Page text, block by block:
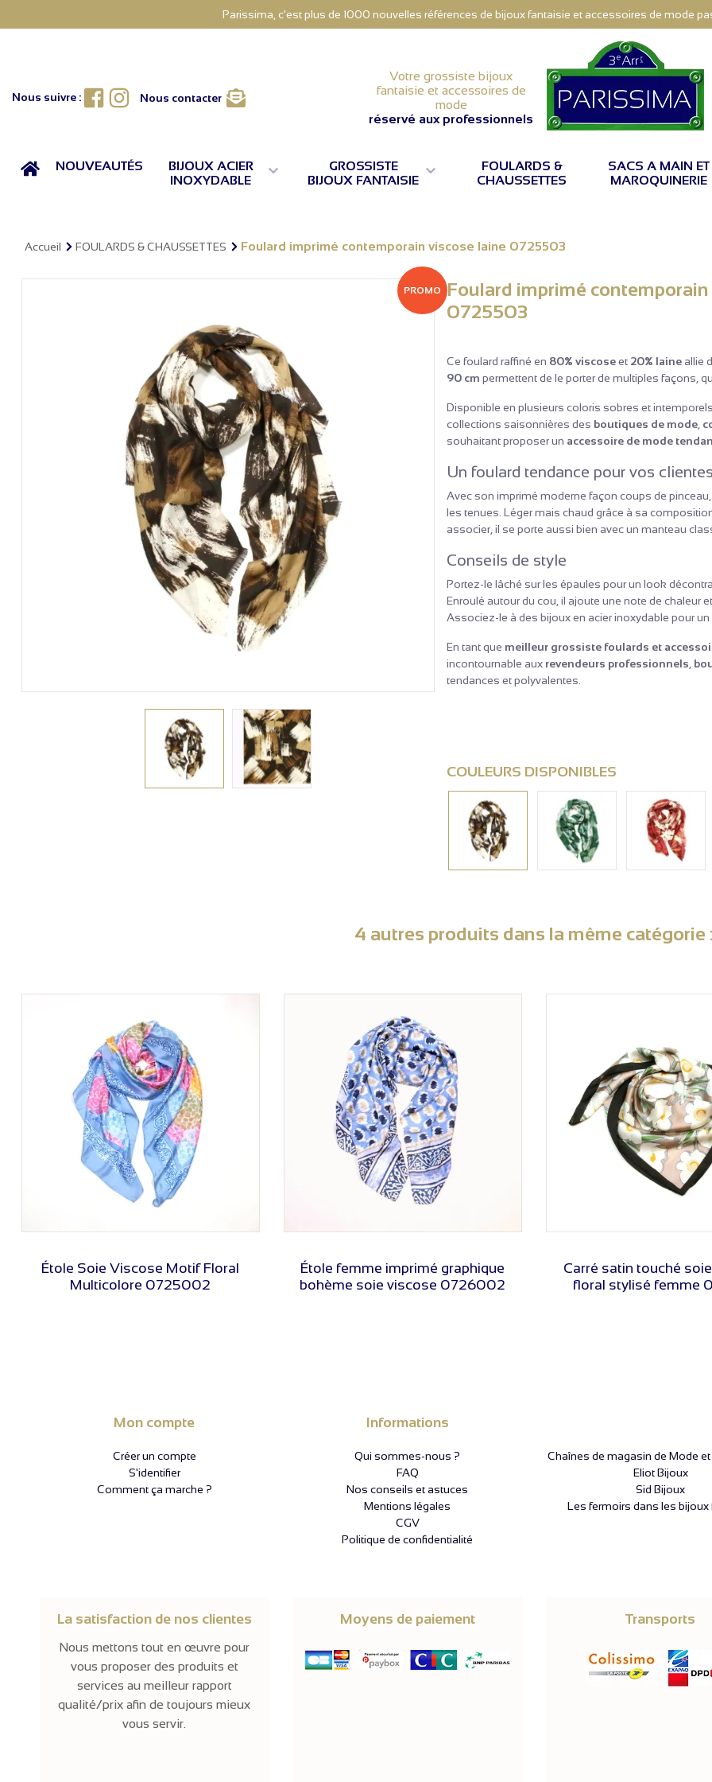
Parissima, c'est plus de 1000 nouvelles références de bijoux fantaisie et accessoires de mode
Nous suivre : Facebook
Instagram
Nous contacter
Votre grossiste bijoux
fantaisie et accessoires de
mode
réservé aux professionnels
ACCUEILNOUVEAUTÉS
BIJOUX ACIER
INOXYDABLE

GROSSISTE
BIJOUX FANTAISIE 
FOULARDS &
CHAUSSETTES
SACS A MAIN ET
MAROQUINERIE
Accueil FOULARDS & CHAUSSETTES Foulard imprimé contemporain viscose laine 0725503
PROMO Foulard imprimé
0725503
Ce foulard raffiné en 80% viscoseet 20% laineallie
90 cm permettent de le porter de multiples façons,
Disponible en plusieurs coloris sobres et
collections saisonnières des boutiques de mode,
souhaitant proposer un accessoire de mode
Un foulard tendance pour vos
Avec son imprimé moderne façon coups de
les tenues. Léger mais chaud grâce à sa
associer, il se porte aussi bien avec un manteau
Conseils de style
Portez-le lâché sur les épaules pour un look
Enroulé autour du cou, il ajoute une note de chaleur
Associez-le à des bijoux en acier inoxydable pour
En tant que meilleur grossiste foulards et
incontournable aux revendeurs professionnels
tendances et polyvalentes.
COULEURS DISPONIBLES
4 autres produits dans la même catégorie
Étole Soie Viscose Motif Floral
Multicolore 0725002
Étole femme imprimé graphique
bohème soie viscose 0726002
Carré satin touché
floral stylisé femme
Mon compte
Créer un compte
S'identifier
Comment ça marche ?
Informations
Qui sommes-nous ?
FAQ
Nos conseils et astuces
Mentions légales
CGV
Politique de confidentialité
Chaînes de magasin de Mode et
Eliot Bijoux
Sid Bijoux
Les fermoirs dans les bijoux
La satisfaction de nos clientes
Nous mettons tout en œuvre pour
vous proposer des produits et
services au meilleur rapport
qualité/prix afin de toujours mieux
vous servir.
Moyens de paiement Transports